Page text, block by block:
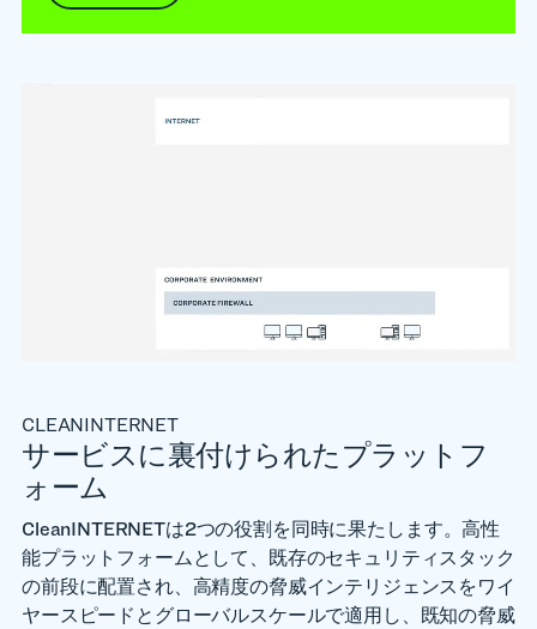
CLEANINTERNET
サービスに裏付けられたプラットフ
ォーム
CleanINTERNETは2つの役割を同時に果たします。高性
能プラットフォームとして、既存のセキュリティスタック
の前段に配置され、高精度の脅威インテリジェンスをワイ
ヤースピードとグローバルスケールで適用し、既知の脅威